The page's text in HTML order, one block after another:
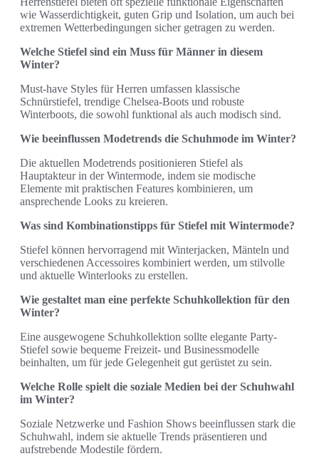
wie Wasserdichtigkeit, guten Grip und Isolation, um auch bei
extremen Wetterbedingungen sicher getragen zu werden.
Welche Stiefel sind ein Muss für Männer in diesem
Winter?
Must-have Styles für Herren umfassen klassische
Schnürstiefel, trendige Chelsea-Boots und robuste
Winterboots, die sowohl funktional als auch modisch sind.
Wie beeinflussen Modetrends die Schuhmode im Winter?
Die aktuellen Modetrends positionieren Stiefel als
Hauptakteur in der Wintermode, indem sie modische
Elemente mit praktischen Features kombinieren, um
ansprechende Looks zu kreieren.
Was sind Kombinationstipps für Stiefel mit Wintermode?
Stiefel können hervorragend mit Winterjacken, Mänteln und
verschiedenen Accessoires kombiniert werden, um stilvolle
und aktuelle Winterlooks zu erstellen.
Wie gestaltet man eine perfekte Schuhkollektion für den
Winter?
Eine ausgewogene Schuhkollektion sollte elegante Party-
Stiefel sowie bequeme Freizeit- und Businessmodelle
beinhalten, um für jede Gelegenheit gut gerüstet zu sein.
Welche Rolle spielt die soziale Medien bei der Schuhwahl
im Winter?
Soziale Netzwerke und Fashion Shows beeinflussen stark die
Schuhwahl, indem sie aktuelle Trends präsentieren und
aufstrebende Modestile fördern.